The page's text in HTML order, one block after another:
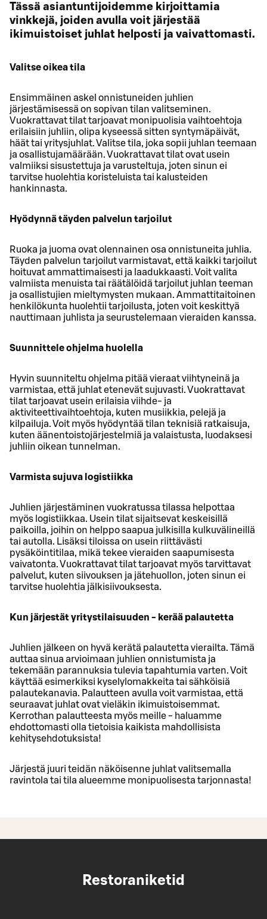
Tässä asiantuntijoidemme kirjoittamia
vinkkejä, joiden avulla voit järjestää
ikimuistoiset juhlat helposti ja vaivattomasti.
Valitse oikea tila
Ensimmäinen askel onnistuneiden juhlien
järjestämisessä on sopivan tilan valitseminen.
Vuokrattavat tilat tarjoavat monipuolisia vaihtoehtoja
erilaisiin juhliin, olipa kyseessä sitten syntymäpäivät,
häät tai yritysjuhlat. Valitse tila, joka sopii juhlan teemaan
ja osallistujamäärään. Vuokrattavat tilat ovat usein
valmiiksi sisustettuja ja varusteltuja, joten sinun ei
tarvitse huolehtia koristeluista tai kalusteiden
hankinnasta.
Hyödynnä täyden palvelun tarjoilut
Ruoka ja juoma ovat olennainen osa onnistuneita juhlia.
Täyden palvelun tarjoilut varmistavat, että kaikki tarjoilut
hoituvat ammattimaisesti ja laadukkaasti. Voit valita
valmiista menuista tai räätälöidä tarjoilut juhlan teeman
ja osallistujien mieltymysten mukaan. Ammattitaitoinen
henkilökunta huolehtii tarjoilusta, joten voit keskittyä
nauttimaan juhlista ja seurustelemaan vieraiden kanssa.
Suunnittele ohjelma huolella
Hyvin suunniteltu ohjelma pitää vieraat viihtyneinä ja
varmistaa, että juhlat etenevät sujuvasti. Vuokrattavat
tilat tarjoavat usein erilaisia viihde- ja
aktiviteettivaihtoehtoja, kuten musiikkia, pelejä ja
kilpailuja. Voit myös hyödyntää tilan teknisiä ratkaisuja,
kuten äänentoistojärjestelmiä ja valaistusta, luodaksesi
juhliin oikean tunnelman.
Varmista sujuva logistiikka
Juhlien järjestäminen vuokratussa tilassa helpottaa
myös logistiikkaa. Usein tilat sijaitsevat keskeisillä
paikoilla, joihin on helppo saapua julkisilla kulkuvälineillä
tai autolla. Lisäksi tiloissa on usein riittävästi
pysäköintitilaa, mikä tekee vieraiden saapumisesta
vaivatonta. Vuokrattavat tilat tarjoavat myös tarvittavat
palvelut, kuten siivouksen ja jätehuollon, joten sinun ei
tarvitse huolehtia jälkisiivouksesta.
Kun järjestät yritystilaisuuden - kerää palautetta
Juhlien jälkeen on hyvä kerätä palautetta vierailta. Tämä
auttaa sinua arvioimaan juhlien onnistumista ja
tekemään parannuksia tulevia tapahtumia varten. Voit
käyttää esimerkiksi kyselylomakkeita tai sähköisiä
palautekanavia. Palautteen avulla voit varmistaa, että
seuraavat juhlat ovat vieläkin ikimuistoisemmat.
Kerrothan palautteesta myös meille - haluamme
ehdottomasti olla tietoisia kaikista mahdollisista
kehitysehdotuksista!
Järjestä juuri teidän näköisenne juhlat valitsemalla
ravintola tai tila alueemme monipuolisesta tarjonnasta!
Restoraniketid